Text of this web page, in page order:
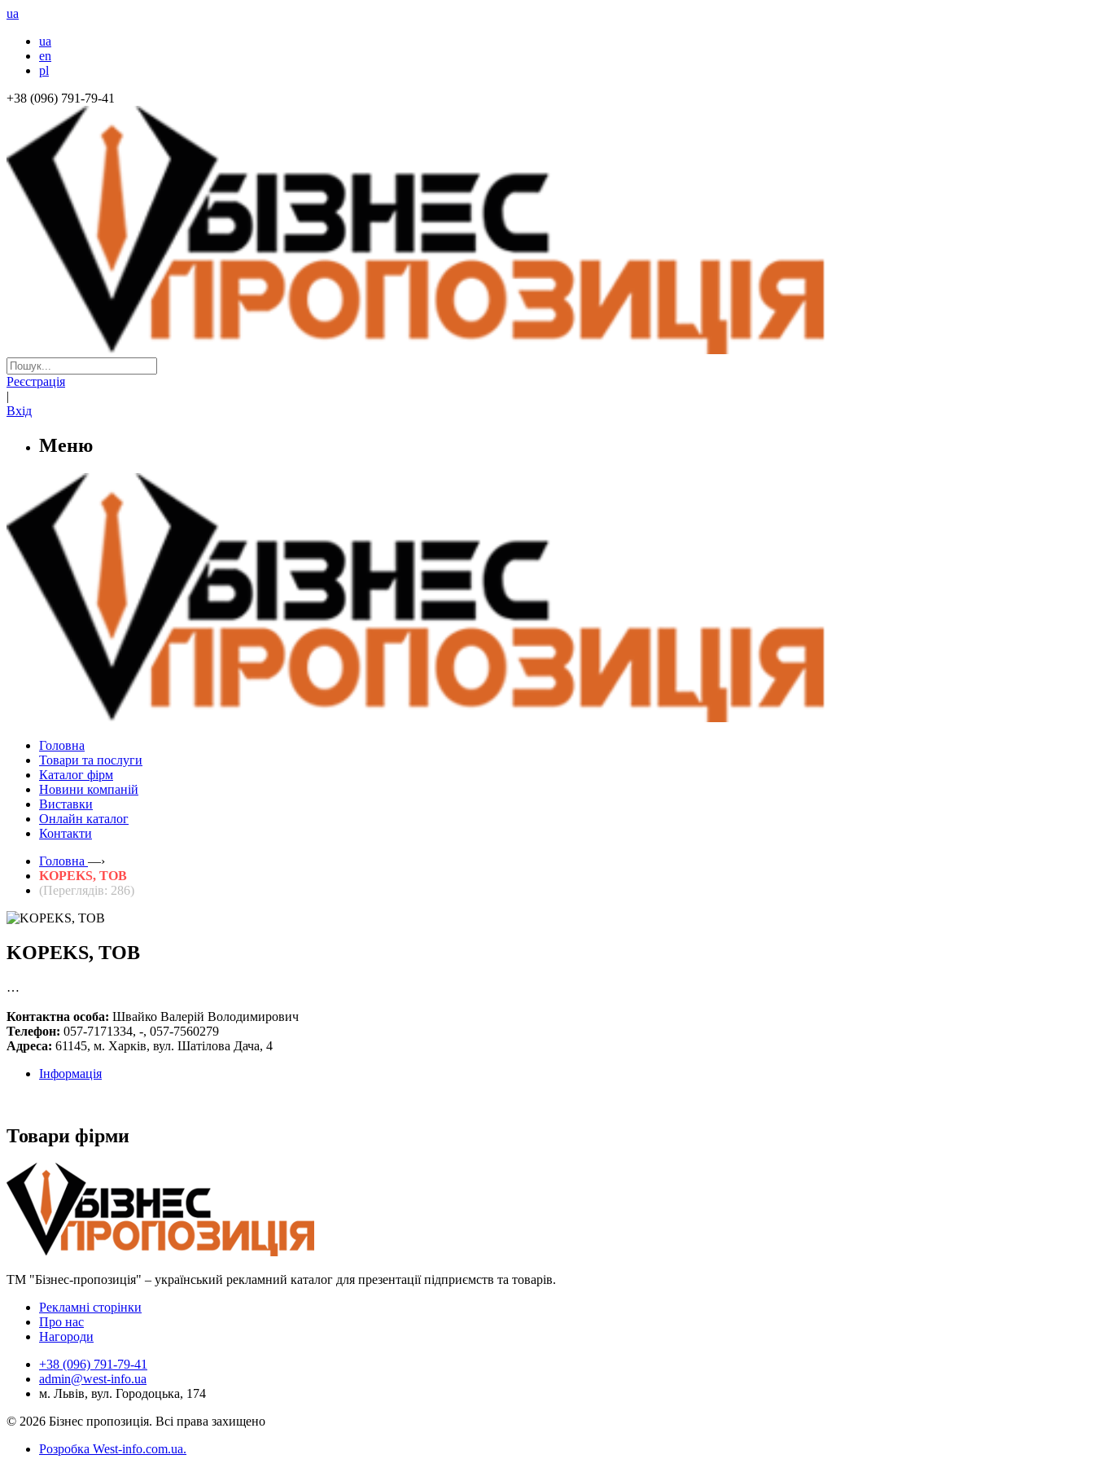
ua
ua
en
pl
+38 (096) 791-79-41
Реєстрація
|
Вхід
Меню
Головна
Товари та послуги
Каталог фірм
Новини компаній
Виставки
Онлайн каталог
Контакти
Головна —›
KOPEKS, ТОВ
(Переглядів: 286)
KOPEKS, ТОВ
…
Контактна особа: Швайко Валерій Володимирович
Телефон: 057-7171334, -, 057-7560279
Адреса: 61145, м. Харків, вул. Шатілова Дача, 4
Інформація
Товари фірми
ТМ "Бізнес-пропозиція" – український рекламний каталог для презентації підприємств та товарів.
Рекламні сторінки
Про нас
Нагороди
+38 (096) 791-79-41
admin@west-info.ua
м. Львів, вул. Городоцька, 174
© 2026 Бізнес пропозиція. Всі права захищено
Розробка West-info.com.ua.